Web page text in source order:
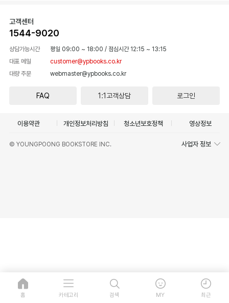
고객센터
1544-9020
상담가능시간 평일 09:00 ~ 18:00 / 점심시간 12:15 ~ 13:15
대표 메일
customer@ypbooks.co.kr
대량 주문
webmaster@ypbooks.co.kr
FAQ 1:1고객상담 로그인
이용약관 개인정보처리방침 청소년보호정책 영상정보
© YOUNGPOONG BOOKSTORE INC. 사업자 정보
홈 카테고리 검색 MY 최근